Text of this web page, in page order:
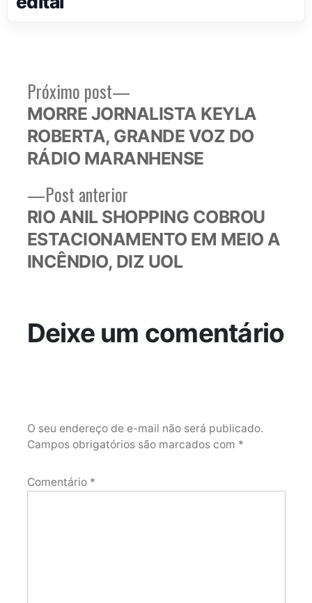
Navegação
de
Post
Post anteriorPost
anterior:
RIO ANIL SHOPPING COBROU
ESTACIONAMENTO EM MEIO A
INCÊNDIO, DIZ UOL
Próximo post
Próximo
post:
MORRE JORNALISTA KEYLA
ROBERTA, GRANDE VOZ DO
RÁDIO MARANHENSE
Deixe um comentário
O seu endereço de e-mail não será publicado.
Campos obrigatórios são marcados com *
Comentário *